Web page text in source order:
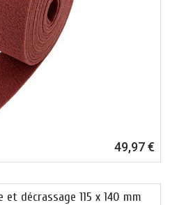
49,97 €
et décrassage 115 x 140 mm